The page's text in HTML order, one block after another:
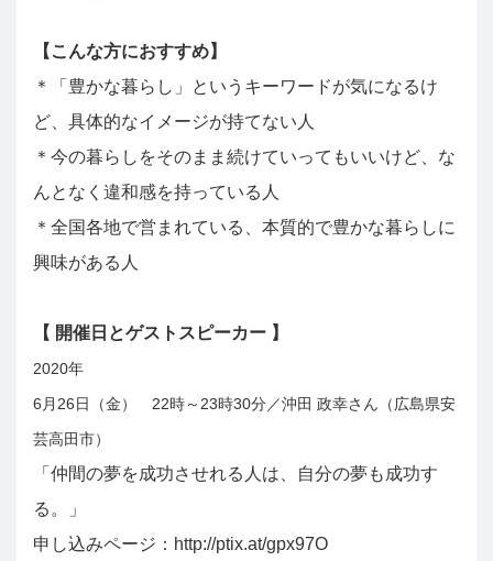
【こんな方におすすめ】
＊「豊かな暮らし」というキーワードが気になるけ
ど、具体的なイメージが持てない人
＊今の暮らしをそのまま続けていってもいいけど、な
んとなく違和感を持っている人
＊全国各地で営まれている、本質的で豊かな暮らしに
興味がある人
【 開催日とゲストスピーカー 】
2020年
6月26日（金） 22時～23時30分／沖田 政幸さん（広島県安
芸高田市）
「仲間の夢を成功させれる人は、自分の夢も成功す
る。」
申し込みページ： http://ptix.at/gpx97O